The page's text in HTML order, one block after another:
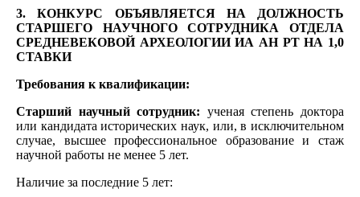
3. КОНКУРС ОБЪЯВЛЯЕТСЯ НА ДОЛЖНОСТЬ
СТАРШЕГО НАУЧНОГО СОТРУДНИКА ОТДЕЛА
СРЕДНЕВЕКОВОЙ АРХЕОЛОГИИ ИА АН РТ НА 1,0
СТАВКИ
Требования к квалификации:
Старший научный сотрудник: ученая степень доктора
или кандидата исторических наук, или, в исключительном
случае, высшее профессиональное образование и стаж
научной работы не менее 5 лет.
Наличие за последние 5 лет: